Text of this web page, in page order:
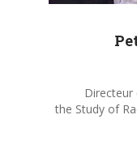
Directeur
the Study of